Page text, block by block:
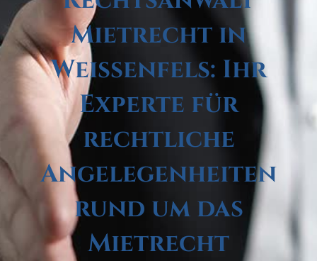
Mietrecht in
Weißenfels: Ihr
Experte für
rechtliche
Angelegenheiten
rund um das
Mietrecht